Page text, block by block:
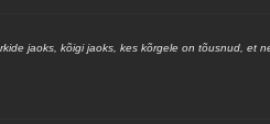
jaoks, kõigi jaoks, kes kõrgele on tõusnud, et